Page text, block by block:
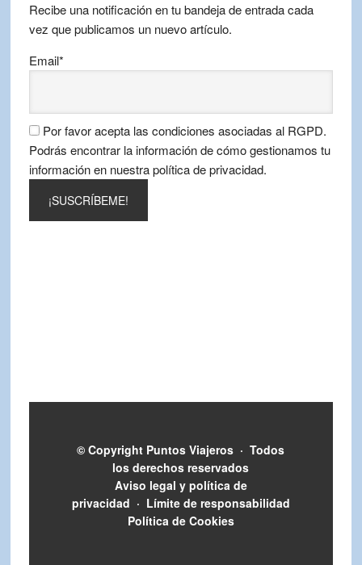
Recibe una notificación en tu bandeja de entrada cada
vez que publicamos un nuevo artículo.
Email*
Por favor acepta las condiciones asociadas al RGPD.
Podrás encontrar la información de cómo gestionamos tu
información en nuestra política de privacidad.
© Copyright Puntos Viajeros · Todos
los derechos reservados
Aviso legal y política de
privacidad · Límite de responsabilidad
Política de Cookies